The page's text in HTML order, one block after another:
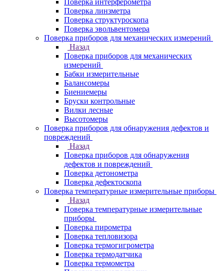
Поверка интерферометра
Поверка линзметра
Поверка структуроскопа
Поверка эвольвентомера
Поверка приборов для механических измерений
Назад
Поверка приборов для механических
измерений
Бабки измерительные
Балансомеры
Биениемеры
Бруски контрольные
Вилки лесные
Высотомеры
Поверка приборов для обнаружения дефектов и
повреждений
Назад
Поверка приборов для обнаружения
дефектов и повреждений
Поверка детонометра
Поверка дефектоскопа
Поверка температурные измерительные приборы
Назад
Поверка температурные измерительные
приборы
Поверка пирометра
Поверка тепловизора
Поверка термогигрометра
Поверка термодатчика
Поверка термометра